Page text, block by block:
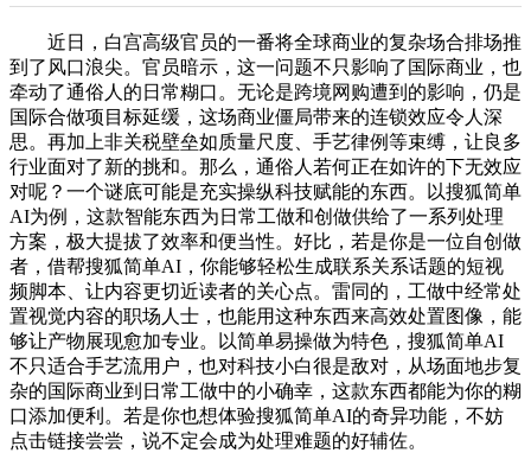
近日，白宫高级官员的一番将全球商业的复杂场合排场推
到了风口浪尖。官员暗示，这一问题不只影响了国际商业，也
牵动了通俗人的日常糊口。无论是跨境网购遭到的影响，仍是
国际合做项目标延缓，这场商业僵局带来的连锁效应令人深
思。再加上非关税壁垒如质量尺度、手艺律例等束缚，让良多
行业面对了新的挑和。那么，通俗人若何正在如许的下无效应
对呢？一个谜底可能是充实操纵科技赋能的东西。以搜狐简单
AI为例，这款智能东西为日常工做和创做供给了一系列处理
方案，极大提拔了效率和便当性。好比，若是你是一位自创做
者，借帮搜狐简单AI，你能够轻松生成联系关系话题的短视
频脚本、让内容更切近读者的关心点。雷同的，工做中经常处
置视觉内容的职场人士，也能用这种东西来高效处置图像，能
够让产物展现愈加专业。以简单易操做为特色，搜狐简单AI
不只适合手艺流用户，也对科技小白很是敌对，从场面地步复
杂的国际商业到日常工做中的小确幸，这款东西都能为你的糊
口添加便利。若是你也想体验搜狐简单AI的奇异功能，不妨
点击链接尝尝，说不定会成为处理难题的好辅佐。